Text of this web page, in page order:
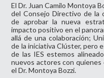
El Dr. Juan Camilo Montoya
del Consejo Directivo de la
de aprobar la nueva
impacto positivo en el
allá de una colaboración;
de la iniciativa Clúster, pero
de las IES estemos
nuevos actores con
el Dr. Montoya Bozzi.